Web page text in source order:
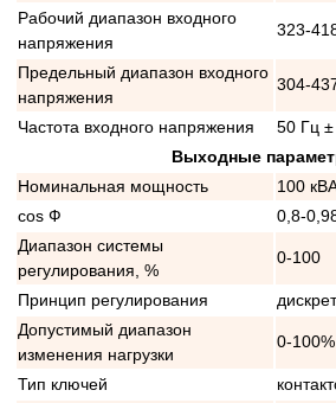
Рабочий диапазон входного
напряжения
323-
Предельный диапазон входного
напряжения
304-
Частота входного напряжения
50 Гц
Выходные
Номинальная мощность
100
cos Ф
0,8-
Диапазон системы
регулирования, %
0-100
Принцип регулирования
Допустимый диапазон
изменения нагрузки
0-100%
Тип ключей